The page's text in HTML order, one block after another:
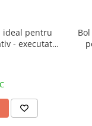
ideal pentru
- executat